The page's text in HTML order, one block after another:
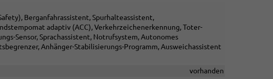
Berganfahrassistent, Spurhalteassistent,
adaptiv (ACC), Verkehrzeichenerkennung, Toter-
Sensor, Sprachassistent, Notrufsystem, Autonomes
Anhänger-Stabilisierungs-Programm, Ausweichassistent
vorhanden